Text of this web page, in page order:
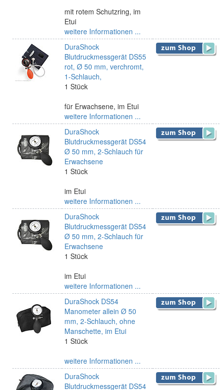
mit rotem Schutzring, im
Etui
weitere Informationen ...
DuraShock
Blutdruckmessgerät DS55
rot, Ø 50 mm, verchromt,
1-Schlauch,
1 Stück
für Erwachsene, im Etui
weitere Informationen ...
DuraShock
Blutdruckmessgerät DS54
Ø 50 mm, 2-Schlauch für
Erwachsene
1 Stück
im Etui
weitere Informationen ...
DuraShock
Blutdruckmessgerät DS54
Ø 50 mm, 2-Schlauch für
Erwachsene
1 Stück
im Etui
weitere Informationen ...
DuraShock DS54
Manometer allein Ø 50
mm, 2-Schlauch, ohne
Manschette, im Etui
1 Stück
weitere Informationen ...
DuraShock
Blutdruckmessgerät DS54